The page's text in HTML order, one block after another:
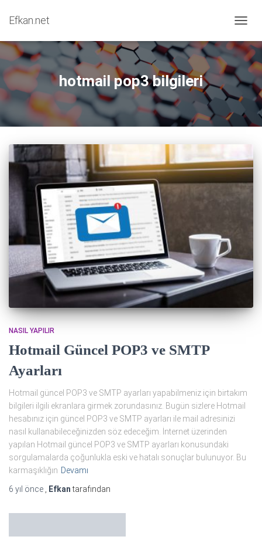
Efkan.net
hotmail pop3 bilgileri
NASIL YAPILIR
Hotmail Güncel POP3 ve SMTP
Ayarları
Hotmail güncel POP3 ve SMTP ayarları yapabilmeniz için birtakım
bilgileri ilgili ekranlara girmek zorundasınız. Bugün sizlere Hotmail
hesabınız için güncel POP3 ve SMTP ayarları ile mail adresinizi
nasıl kullanabileceğinizden söz edeceğim. İnternet üzerinden
yapılan Hotmail güncel POP3 ve SMTP ayarları konusundaki
sorgulamalarda çoğunlukla eski ve hatalı sonuçlar bulunuyor. Bu
karmaşıklığın Devamı
6 yıl önce Efkantarafından